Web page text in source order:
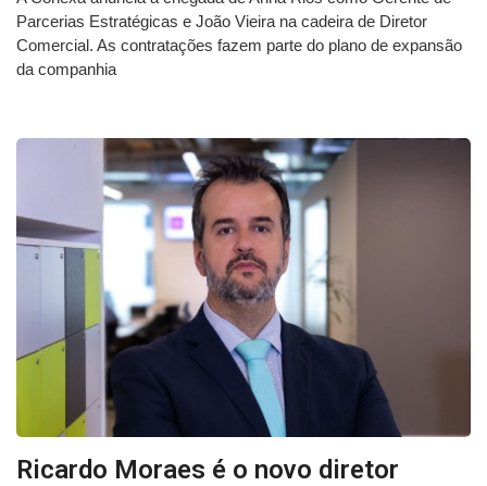
Parcerias Estratégicas e João Vieira na cadeira de Diretor
Comercial. As contratações fazem parte do plano de expansão
da companhia
Ricardo Moraes é o novo diretor